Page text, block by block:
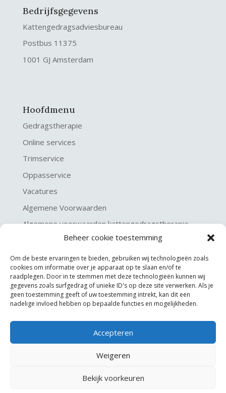
Beheer cookie toestemming
Om de beste ervaringen te bieden, gebruiken wij technologieën zoals
cookies om informatie over je apparaat op te slaan en/of te
raadplegen. Door in te stemmen met deze technologieën kunnen wij
gegevens zoals surfgedrag of unieke ID's op deze site verwerken. Als je
geen toestemming geeft of uw toestemming intrekt, kan dit een
nadelige invloed hebben op bepaalde functies en mogelijkheden.
Accepteren
Weigeren
Bekijk voorkeuren
Bedrijfsgegevens
Kattengedragsadviesbureau
Postbus 11375
1001 GJ Amsterdam
Hoofdmenu
Gedragstherapie
Online services
Trimservice
Oppasservice
Vacatures
Algemene Voorwaarden
Algemene voorwaarden kattengedragstherapie
Privacy verklaring
Disclaimer & Copyright
©KGA Kattengedragsadviesbureau
JoSiJo / Joost van Riel